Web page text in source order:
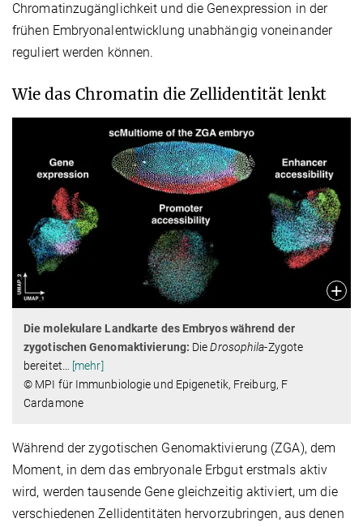
Chromatinzugänglichkeit und die Genexpression in der
frühen Embryonalentwicklung unabhängig voneinander
reguliert werden können.
Wie das Chromatin die Zellidentität lenkt
Die molekulare Landkarte des Embryos während der
zygotischen Genomaktivierung: DieDrosophila-Zygote
bereitet
[mehr]
© MPI für Immunbiologie und Epigenetik, Freiburg, F
Cardamone
Während der zygotischen Genomaktivierung (ZGA), dem
Moment, in dem das embryonale Erbgut erstmals aktiv
wird, werden tausende Gene gleichzeitig aktiviert, um die
verschiedenen Zellidentitäten hervorzubringen, aus denen